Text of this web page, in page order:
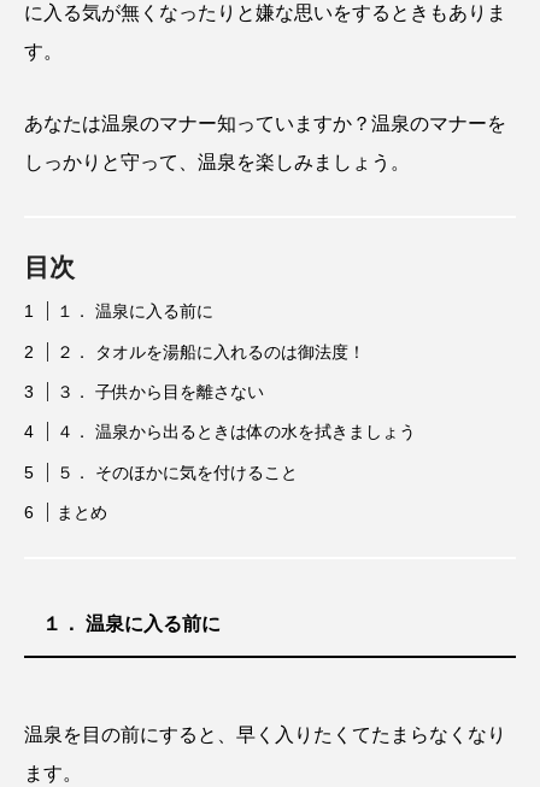
に入る気が無くなったりと嫌な思いをするときもありま
す。
あなたは温泉のマナー知っていますか？温泉のマナーを
しっかりと守って、温泉を楽しみましょう。
目次
１． 温泉に入る前に
２． タオルを湯船に入れるのは御法度！
３． 子供から目を離さない
４． 温泉から出るときは体の水を拭きましょう
５． そのほかに気を付けること
まとめ
１． 温泉に入る前に
温泉を目の前にすると、早く入りたくてたまらなくなり
ます。